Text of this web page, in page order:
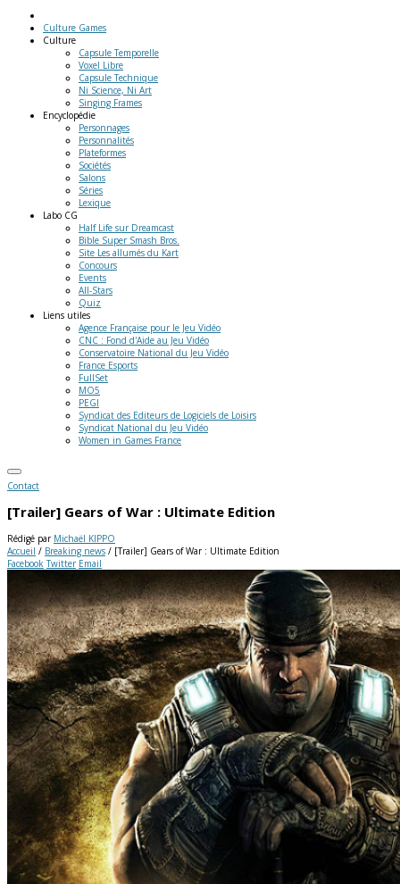
Culture Games
Culture
Capsule Temporelle
Voxel Libre
Capsule Technique
Ni Science, Ni Art
Singing Frames
Encyclopédie
Personnages
Personnalités
Plateformes
Sociétés
Salons
Séries
Lexique
Labo CG
Half Life sur Dreamcast
Bible Super Smash Bros.
Site Les allumés du Kart
Concours
Events
All-Stars
Quiz
Liens utiles
Agence Française pour le Jeu Vidéo
CNC : Fond d'Aide au Jeu Vidéo
Conservatoire National du Jeu Vidéo
France Esports
FullSet
MO5
PEGI
Syndicat des Editeurs de Logiciels de Loisirs
Syndicat National du Jeu Vidéo
Women in Games France
Contact
[Trailer] Gears of War : Ultimate Edition
Rédigé par Michaël KIPPO
Accueil / Breaking news / [Trailer] Gears of War : Ultimate Edition
Facebook Twitter Email